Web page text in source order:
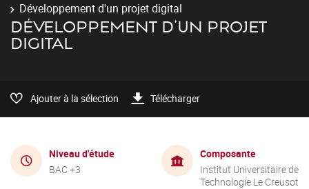
Développement d'un projet digital
DÉVELOPPEMENT D'UN PROJET
DIGITAL
Ajouter à la sélection Télécharger
Niveau d'étude
BAC +3
Composante
Institut Universitaire de
Technologie Le Creusot